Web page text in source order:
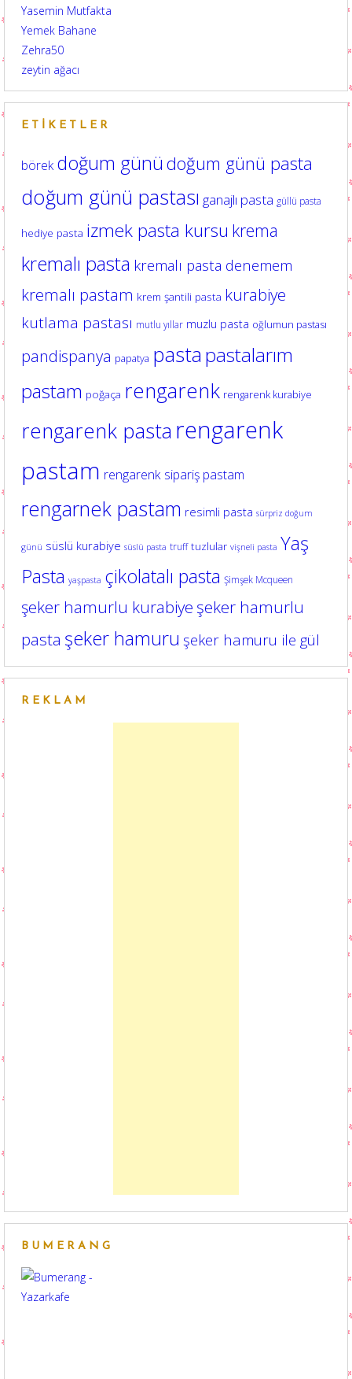
Yasemin Mutfakta
Yemek Bahane
Zehra50
zeytin ağacı
ETIKETLER
börek doğum günüdoğum günü pasta
doğum günü pastası ganajlı pasta güllü pasta
hediye pasta izmek pasta kursu krema
kremalı pasta kremalı pasta denemem
kremalı pastam krem şantili pasta kurabiye
kutlama pastası mutlu yıllar muzlu pasta oğlumun pastası
pandispanya papatya pasta pastalarım
pastam poğaça rengarenk rengarenk kurabiye
rengarenk pasta rengarenk
pastam rengarenk sipariş pastam
rengarnek pastam resimli pasta sürpriz doğum
günü süslü kurabiye süslü pasta truff tuzlular vişneli pasta Yaş
Pasta yaşpasta çikolatalı pasta Şimşek Mcqueen
şeker hamurlu kurabiye şeker hamurlu
pasta şeker hamuru şeker hamuru ile gül
REKLAM
BUMERANG